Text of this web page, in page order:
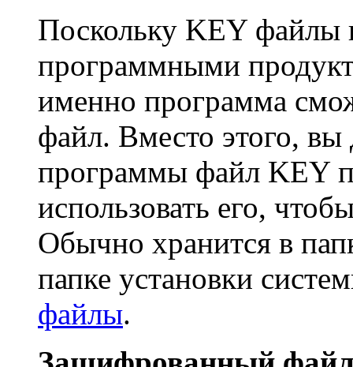
Поскольку KEY файлы
программными
именно программа
файл. Вместо этого,
программы файл KEY
использовать его,
Обычно хранится в
папке установки
файлы.